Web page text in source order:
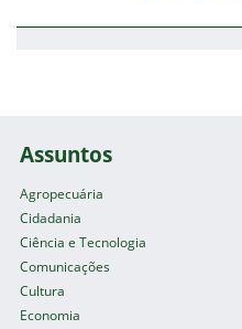
Assuntos
Agropecuária
Cidadania
Ciência e Tecnologia
Comunicações
Cultura
Economia